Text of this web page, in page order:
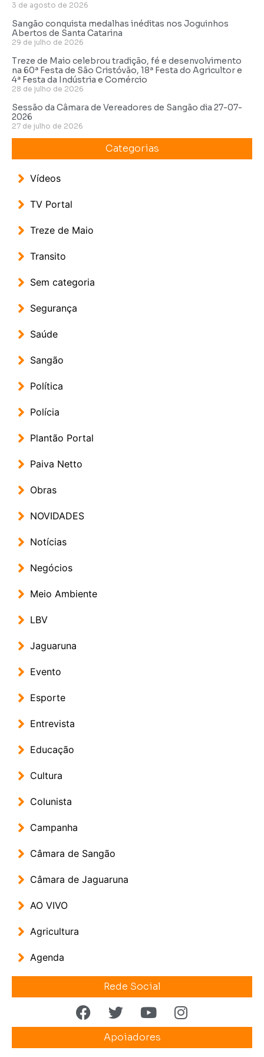
3 de agosto de 2026
Sangão conquista medalhas inéditas nos Joguinhos
Abertos de Santa Catarina
29 de julho de 2026
Treze de Maio celebrou tradição, fé e desenvolvimento
na 60ª Festa de São Cristóvão, 18ª Festa do Agricultor e
4ª Festa da Indústria e Comércio
28 de julho de 2026
Sessão da Câmara de Vereadores de Sangão dia 27-07-
2026
27 de julho de 2026
Categorias
Vídeos
TV Portal
Treze de Maio
Transito
Sem categoria
Segurança
Saúde
Sangão
Política
Polícia
Plantão Portal
Paiva Netto
Obras
NOVIDADES
Notícias
Negócios
Meio Ambiente
LBV
Jaguaruna
Evento
Esporte
Entrevista
Educação
Cultura
Colunista
Campanha
Câmara de Sangão
Câmara de Jaguaruna
AO VIVO
Agricultura
Agenda
Rede Social
Apoiadores